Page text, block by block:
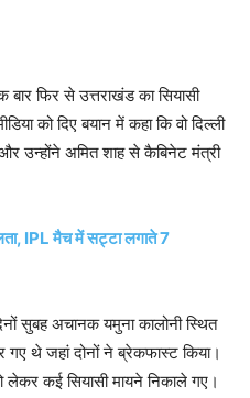
फिर से उत्तराखंड का सियासी
को दिए बयान में कहा कि वो दिल्ली
उन्होंने अमित शाह से कैबिनेट मंत्री
IPL मैच में सट्टा लगाते 7
सुबह अचानक यमुना कालोनी स्थित
थे जहां दोनों ने ब्रेकफास्ट किया।
कई सियासी मायने निकाले गए।